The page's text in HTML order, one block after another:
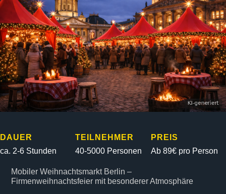
DAUER
ca. 2-6 Stunden
TEILNEHMER
40-5000 Personen
PREIS
Ab 89€ pro Person
Mobiler Weihnachtsmarkt Berlin –
Firmenweihnachtsfeier mit besonderer Atmosphäre